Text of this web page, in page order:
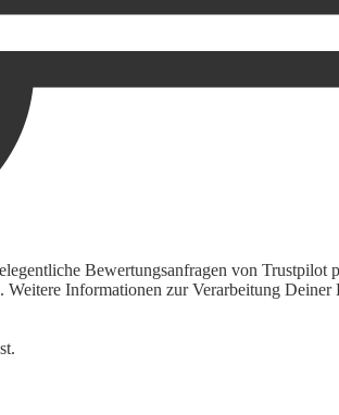
Bewertungsanfragen von
Informationen zur Verarbeitung